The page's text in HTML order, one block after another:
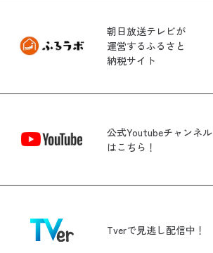
朝日放送テレビが
運営するふるさと
納税サイト
公式Youtubeチャンネル
はこちら！
Tverで見逃し配信中！